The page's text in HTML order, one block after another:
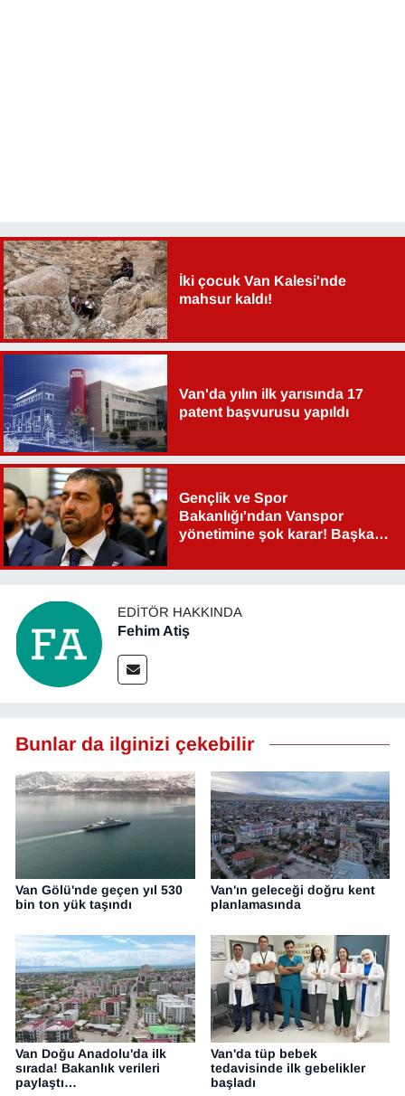
İki çocuk Van Kalesi'nde
mahsur kaldı!
Van'da yılın ilk yarısında 17
patent başvurusu yapıldı
Gençlik ve Spor
Bakanlığı'ndan Vanspor
yönetimine şok karar! Başkan
EDITÖR HAKKINDA
Fehim Atiş
Bunlar da ilginizi çekebilir
Van Gölü'nde geçen yıl 530
bin ton yük taşındı
Van'ın geleceği doğru kent
planlamasında
Van Doğu Anadolu'da ilk
sırada! Bakanlık verileri
paylaştı…
Van'da tüp bebek
tedavisinde ilk gebelikler
başladı
YAŞAM
YEREL